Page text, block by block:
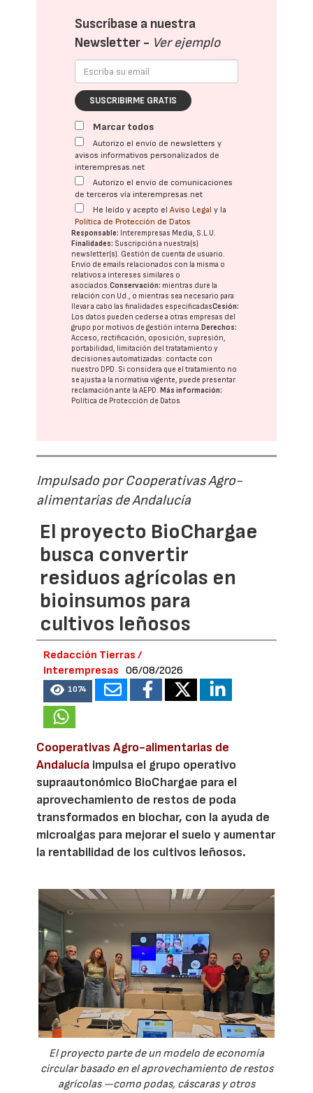
Suscríbase a nuestra
Newsletter - Ver ejemplo
SUSCRIBIRME GRATIS
Marcar todos
Autorizo el envío de newsletters y
avisos informativos personalizados de
interempresas.net
Autorizo el envío de comunicaciones
de terceros vía interempresas.net
He leído y acepto elAviso Legal y la
Política de Protección de Datos
Responsable: Interempresas Media, S.L.U.
Finalidades: Suscripción a nuestra(s)
newsletter(s). Gestión de cuenta de usuario.
Envío de emails relacionados con la misma o
relativos a intereses similares o
asociados.Conservación: mientras dure la
relación con Ud., o mientras sea necesario para
llevar a cabo las finalidades especificadasCesión:
Los datos pueden cederse a otras empresas del
grupo por motivos de gestión interna. Derechos:
Acceso, rectificación, oposición, supresión,
portabilidad, limitación del tratatamiento y
decisiones automatizadas: contacte con
nuestro DPD. Si considera que el tratamiento no
se ajusta a la normativa vigente, puede presentar
reclamación ante laAEPD. Más información:
Política de Protección de Datos
Impulsado por Cooperativas Agro-
alimentarias de Andalucía
El proyecto BioChargae
busca convertir
residuos agrícolas en
bioinsumos para
cultivos leñosos
Redacción Tierras /
Interempresas
06/08/2026
1074
Cooperativas Agro-alimentarias de
Andalucía impulsa el grupo operativo
supraautonómico BioChargae para el
aprovechamiento de restos de poda
transformados en biochar, con la ayuda de
microalgas para mejorar el suelo y aumentar
la rentabilidad de los cultivos leñosos.
El proyecto parte de un modelo de economía
circular basado en el aprovechamiento de restos
agrícolas —como podas, cáscaras y otros